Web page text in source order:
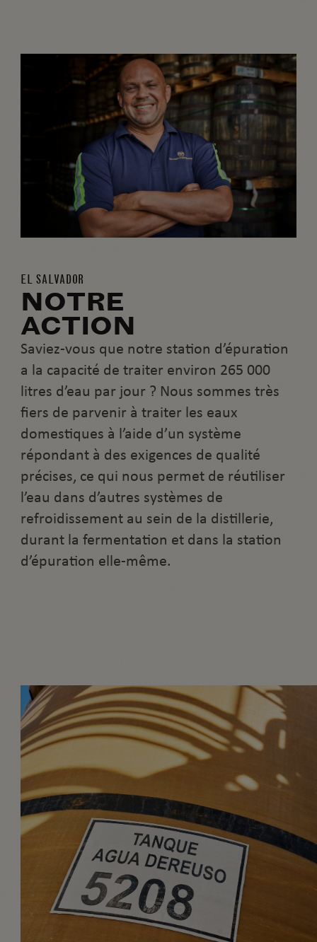
EL SALVADOR
NOTRE
ACTION
Saviez-vous que notre station d’épuration
a la capacité de traiter environ 265 000
litres d’eau par jour ? Nous sommes très
fiers de parvenir à traiter les eaux
domestiques à l’aide d’un système
répondant à des exigences de qualité
précises, ce qui nous permet de réutiliser
l’eau dans d’autres systèmes de
refroidissement au sein de la distillerie,
durant la fermentation et dans la station
d’épuration elle-même.